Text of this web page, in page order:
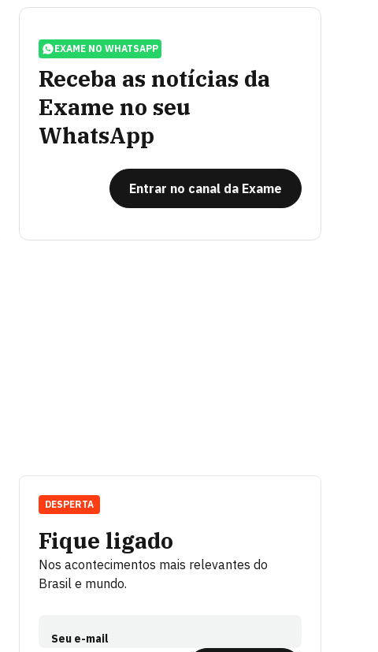
EXAME NO WHATSAPP
Receba as notícias da
Exame no seu
WhatsApp
Entrar no canal da Exame
Fique ligado
Nos acontecimentos mais relevantes do
Brasil e mundo.
Seu e-mail
DESPERTA